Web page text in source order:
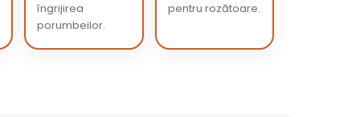
îngrijirea
porumbeilor.
pentru rozătoare.